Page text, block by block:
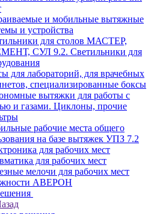
и мобильные вытяжные
и устройства
для столов МАСТЕР,
СУЛ 9.2. Светильники для
для лабораторий, для врачебных
специализированные боксы
вытяжки для работы с
и газами. Циклоны, прочие
рабочие места общего
на базе вытяжек УПЗ 7.2
для рабочих мест
для рабочих мест
мелочи для рабочих мест
АВЕРОН